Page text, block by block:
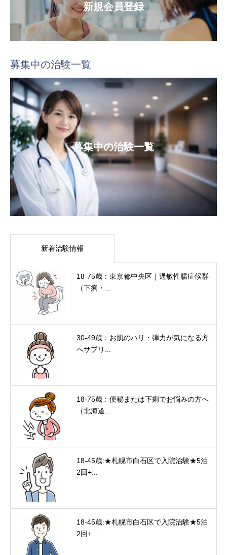
新規会員登録
募集中の治験一覧
募集中の治験一覧
新着治験情報
18-75歳：東京都中央区｜過敏性腸症候群
（下痢・...
30-49歳：お肌のハリ・弾力が気になる方
へサプリ...
18-75歳：便秘または下痢でお悩みの方へ
（北海道...
18-45歳:★札幌市白石区で入院治験★5泊
2回+...
18-45歳:★札幌市白石区で入院治験★5泊
2回+...